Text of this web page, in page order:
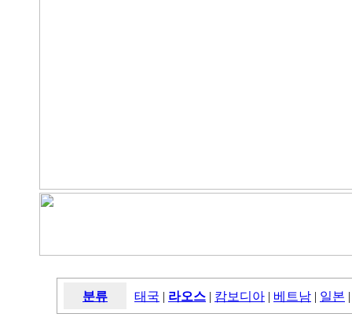
분류 태국 | 라오스 | 캄보디아 | 베트남 | 일본 |